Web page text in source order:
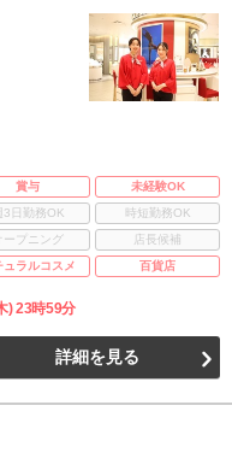
賞与
未経験OK
3日勤務OK
時短勤務OK
ープニング
店長候補
ュラルコスメ 百貨店
) 23時59分
詳細を見る